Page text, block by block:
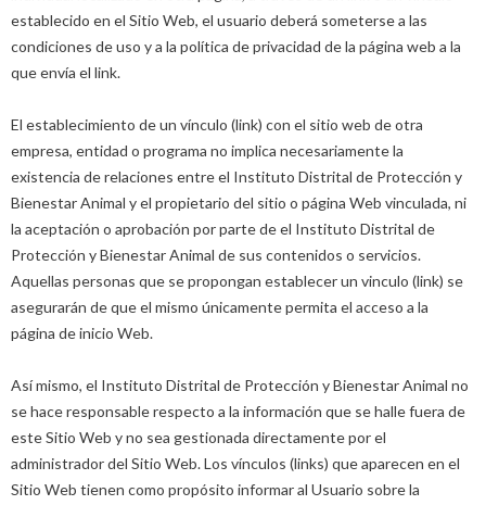
establecido en el Sitio Web, el usuario deberá someterse a las
condiciones de uso y a la política de privacidad de la página web a la
que envía el link.
El establecimiento de un vínculo (link) con el sitio web de otra
empresa, entidad o programa no implica necesariamente la
existencia de relaciones entre el Instituto Distrital de Protección y
Bienestar Animal y el propietario del sitio o página Web vinculada, ni
la aceptación o aprobación por parte de el Instituto Distrital de
Protección y Bienestar Animal de sus contenidos o servicios.
Aquellas personas que se propongan establecer un vinculo (link) se
asegurarán de que el mismo únicamente permita el acceso a la
página de inicio Web.
Así mismo, el Instituto Distrital de Protección y Bienestar Animal no
se hace responsable respecto a la información que se halle fuera de
este Sitio Web y no sea gestionada directamente por el
administrador del Sitio Web. Los vínculos (links) que aparecen en el
Sitio Web tienen como propósito informar al Usuario sobre la